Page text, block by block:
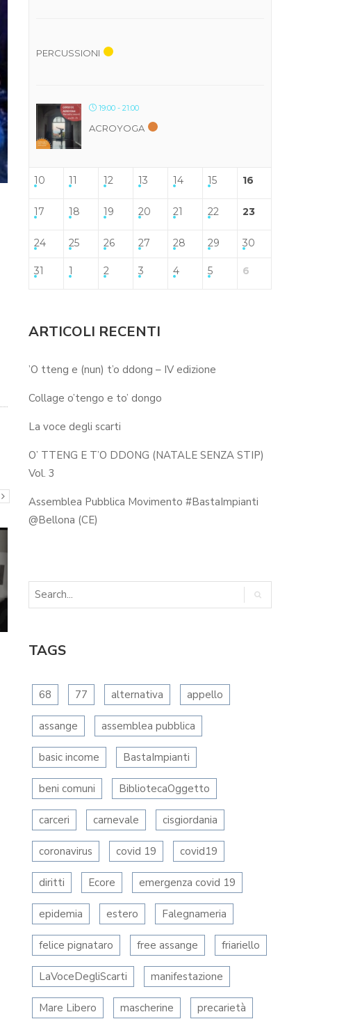
NASCE IL LABORATORIO DI
PERCUSSIONI
19:00 - 21:00
ACROYOGA
10 11 12 13 14 15 16
17 18 19 20 21 22 23
24 25 26 27 28 29 30
31 1 2 3 4 5 6
ARTICOLI RECENTI
’O tteng e (nun) t’o ddong – IV edizione
Collage o’tengo e to’ dongo
La voce degli scarti
O’ TTENG E T’O DDONG (NATALE SENZA STIP)
Vol. 3
Assemblea Pubblica Movimento #BastaImpianti
@Bellona (CE)
TAGS
68 77 alternativa appello
assange assemblea pubblica
basic income BastaImpianti
beni comuni BibliotecaOggetto
carceri carnevale cisgiordania
coronavirus covid 19 covid19
diritti Ecore emergenza covid 19
epidemia estero Falegnameria
felice pignataro free assange friariello
LaVoceDegliScarti manifestazione
Mare Libero mascherine precarietà